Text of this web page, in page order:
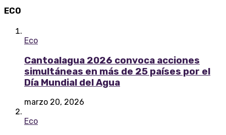
ECO
Eco
Cantoalagua 2026 convoca acciones
simultáneas en más de 25 países por el
Día Mundial del Agua
marzo 20, 2026
Eco